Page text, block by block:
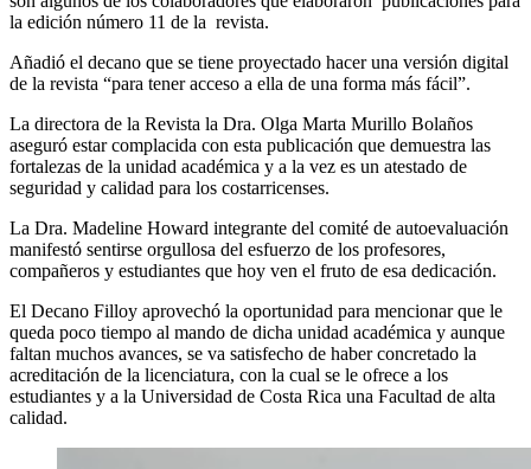
la edición número 11 de la revista.
Añadió el decano que se tiene proyectado hacer una versión digital
de la revista “para tener acceso a ella de una forma más fácil”.
La directora de la Revista la Dra. Olga Marta Murillo Bolaños
aseguró estar complacida con esta publicación que demuestra las
fortalezas de la unidad académica y a la vez es un atestado de
seguridad y calidad para los costarricenses.
La Dra. Madeline Howard integrante del comité de autoevaluación
manifestó sentirse orgullosa del esfuerzo de los profesores,
compañeros y estudiantes que hoy ven el fruto de esa dedicación.
El Decano Filloy aprovechó la oportunidad para mencionar que le
queda poco tiempo al mando de dicha unidad académica y aunque
faltan muchos avances, se va satisfecho de haber concretado la
acreditación de la licenciatura, con la cual se le ofrece a los
estudiantes y a la Universidad de Costa Rica una Facultad de alta
calidad.